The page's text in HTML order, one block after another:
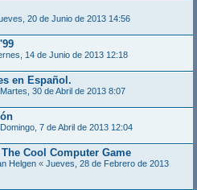
20 de Junio de 2013 14:56
14 de Junio de 2013 12:18
en Español.
Martes, 30 de Abril de 2013 8:07
Domingo, 7 de Abril de 2013 12:04
Cool Computer Game
Helgen « Jueves, 28 de Febrero de 2013